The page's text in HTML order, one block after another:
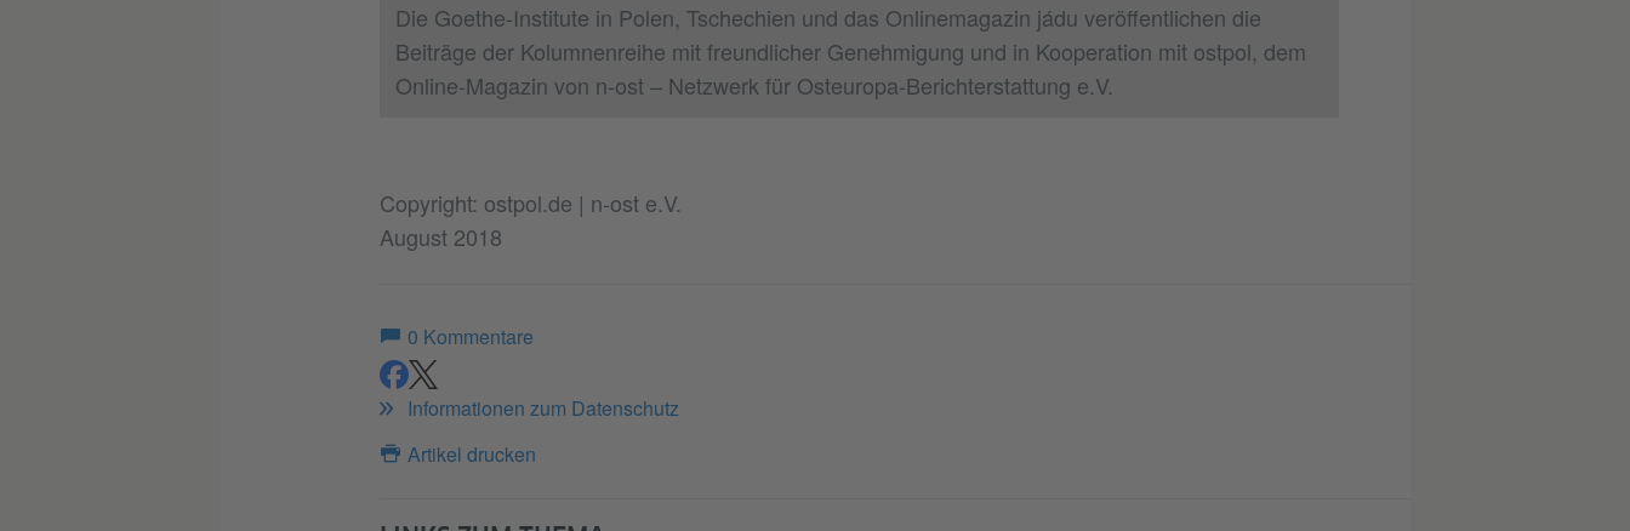
Die Goethe-Institute in Polen, Tschechien und das Onlinemagazin jádu veröffentlichen die
Beiträge der Kolumnenreihe mit freundlicher Genehmigung und in Kooperation mit ostpol, dem
Online-Magazin von n-ost – Netzwerk für Osteuropa-Berichterstattung e.V.
Copyright: ostpol.de | n-ost e.V.
August 2018
0 Kommentare
teilenteilen
Informationen zum Datenschutz
Artikel drucken